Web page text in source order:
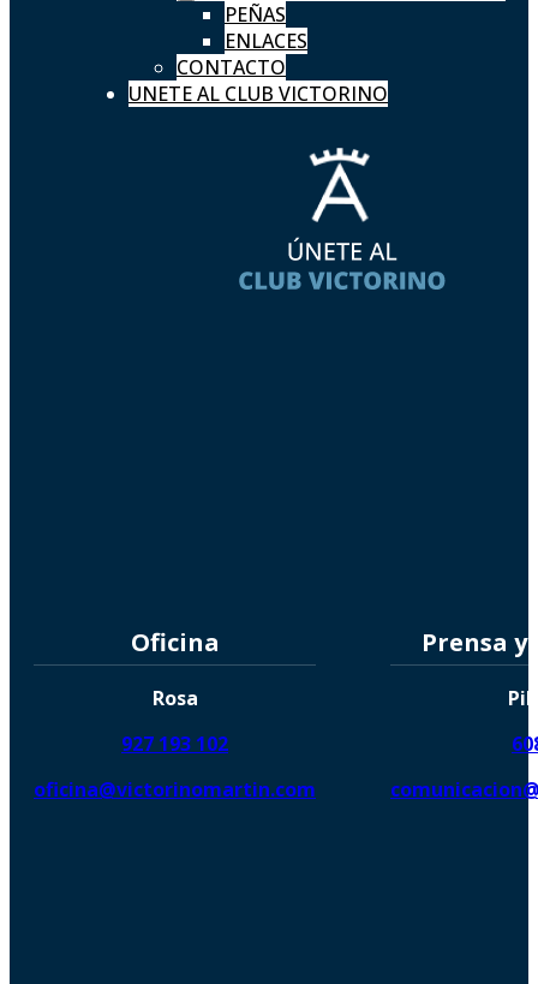
PEÑAS
ENLACES
CONTACTO
UNETE AL CLUB VICTORINO
Oficina
Rosa
927 193 102
oficina@victorinomartin.com
Prensa